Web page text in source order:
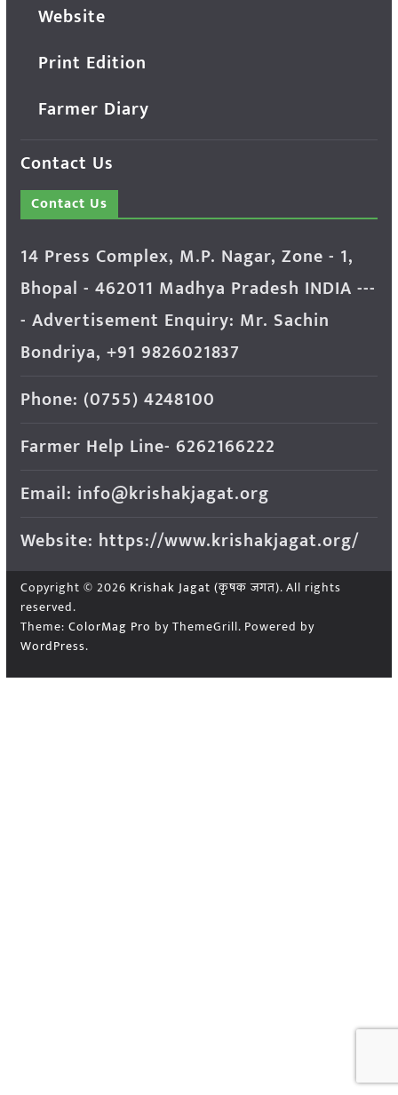
Website
Print Edition
Farmer Diary
Contact Us
Contact Us
14 Press Complex, M.P. Nagar, Zone - 1,
Bhopal - 462011 Madhya Pradesh INDIA ---
- Advertisement Enquiry: Mr. Sachin
Bondriya, +91 9826021837
Phone: (0755) 4248100
Farmer Help Line- 6262166222
Email: info@krishakjagat.org
Website: https://www.krishakjagat.org/
Copyright © 2026 Krishak Jagat (कृषक जगत). All rights
reserved.
Theme: ColorMag Pro by ThemeGrill. Powered by
WordPress.